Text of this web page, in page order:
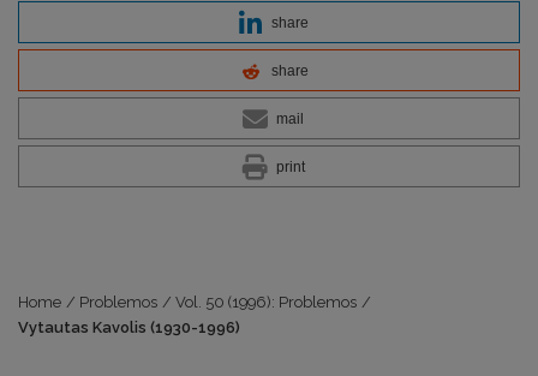
share
share
mail
print
Home / Problemos / Vol. 50 (1996): Problemos /
Vytautas Kavolis (1930-1996)